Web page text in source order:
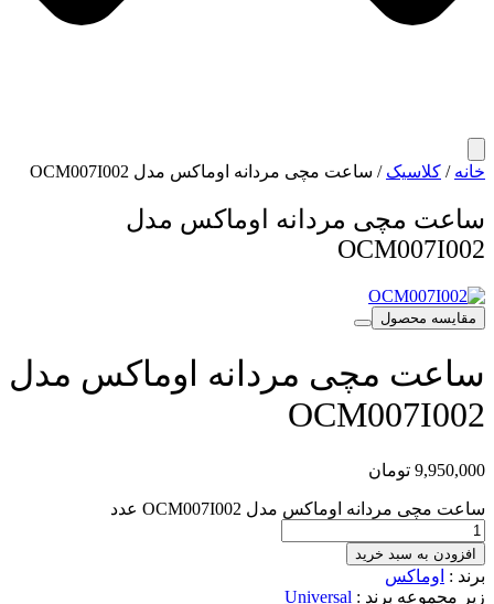
خانه / کلاسیک / ساعت مچی مردانه اوماکس مدل OCM007I002
ساعت مچی مردانه اوماکس مدل
OCM007I002
مقایسه محصول
ساعت مچی مردانه اوماکس مدل
OCM007I002
9,950,000 تومان
ساعت مچی مردانه اوماکس مدل OCM007I002 عدد
افزودن به سبد خرید
برند : اوماکس
زیر مجموعه برند : Universal